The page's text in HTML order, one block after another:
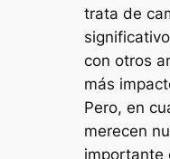
trata de
con otros
más
Pero, en
merecen
importante